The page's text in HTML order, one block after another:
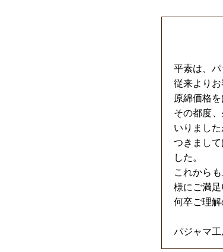
平素は、
従来より
原綿価格
その都度
いりまし
つきまし
した。
これから
様にご満
何卒ご理
パジャマ